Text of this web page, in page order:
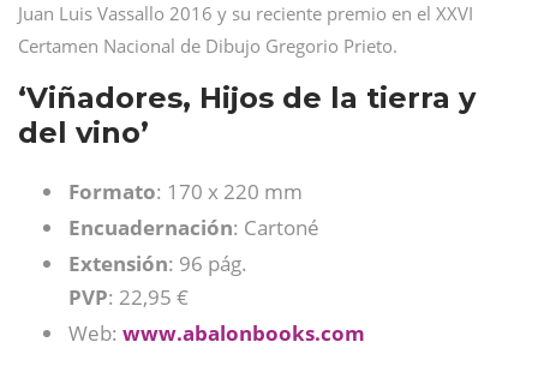
Juan Luis Vassallo 2016 y su reciente premio en el XXVI
Certamen Nacional de Dibujo Gregorio Prieto.
‘Viñadores, Hijos de la tierra y
del vino’
Formato: 170 x 220 mm
Encuadernación: Cartoné
Extensión: 96 pág.
PVP: 22,95 €
Web: www.abalonbooks.com